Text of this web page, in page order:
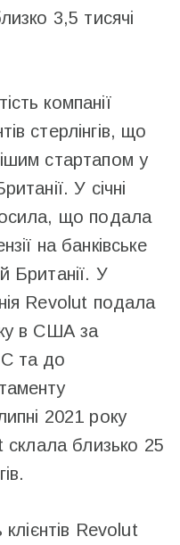
3,5 тисячі
компанії
стерлінгів, що
стартапом у
У січні
що подала
на банківське
Британії. У
Revolut подала
в США за
та до
2021 року
склала близько 25
клієнтів Revolut